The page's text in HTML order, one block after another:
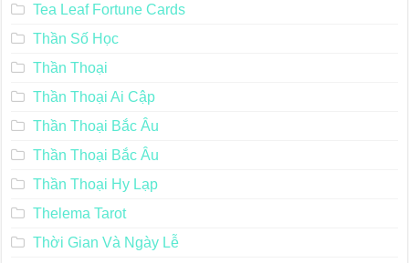
Tea Leaf Fortune Cards
Thần Số Học
Thần Thoại
Thần Thoại Ai Cập
Thần Thoại Bắc Âu
Thần Thoại Bắc Âu
Thần Thoại Hy Lạp
Thelema Tarot
Thời Gian Và Ngày Lễ